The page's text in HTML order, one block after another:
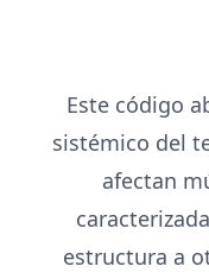
Este código
sistémico del
afectan
estructura a